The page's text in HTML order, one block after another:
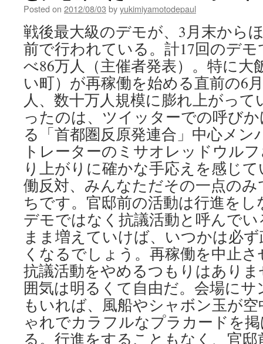
原
発
検
討
せ
ぬ
よ
う
圧
力
via
中
新
聞
Posted on 2012/08/03 byyukimiyamotodepaul
戦後最大級のデモが、3月末から
前で行われている。計17回のデ
べ86万人（主催者発表）。特に大
い町）が再稼働を始める直前の6
人、数十万人規模に膨れ上がっ
ったのは、ツイッターでの呼び
る「首都圏反原発連合」中心メ
トレーターのミサオレッドウル
り上がりに確かな手応えを感じ
働反対、みんなただその一点の
ちです。官邸前の活動は行進を
デモではなく抗議活動と呼んで
まま増えていけば、いつかは必
くなるでしょう。再稼働を中止
抗議活動をやめるつもりはあり
囲気は明るくて自由だ。会場に
もいれば、風船やシャボン玉が
ゃれでカラフルなプラカードを
る。行進をすることもなく、官